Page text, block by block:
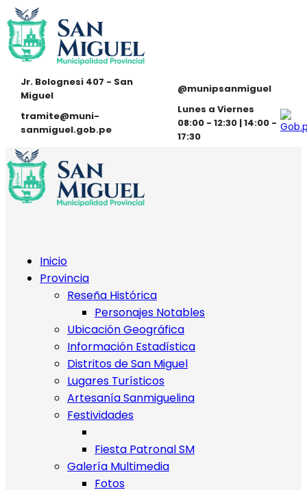
Jr. Bolognesi 407 - San
Miguel
@munipsanmiguel
tramite@muni-
sanmiguel.gob.pe
Lunes a Viernes
08:00 - 12:30 | 14:00 -
17:30
Inicio
Provincia
Reseña Histórica
Personajes Notables
Ubicación Geográfica
Información Estadística
Distritos de San Miguel
Lugares Turísticos
Artesanía Sanmiguelina
Festividades
Fiesta Patronal SM
Galería Multimedia
Fotos